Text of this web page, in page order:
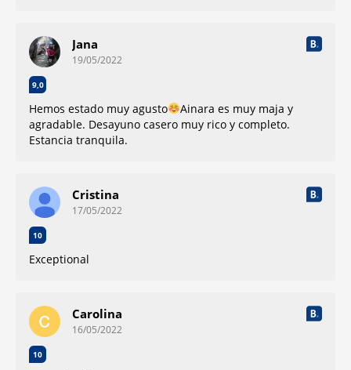
Jana
19/05/2022
9,0
Hemos estado muy agusto
Ainara es muy maja y
agradable. Desayuno casero muy rico y completo.
Estancia tranquila.
Cristina
17/05/2022
10
Exceptional
Carolina
16/05/2022
10